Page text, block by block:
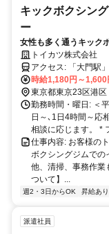
キックボクシン
ー
女性も多く通うキック
られる特典付き☆
トイカツ株式会社
アクセス:
時給1,180円～1,600
東京都東京23区港区
勤務時間・曜日: ＜
日～､1日4時間～応
相談に応じます。 *
仕事内容: お客様の
ボクシングジムで
他、清掃、事務作業
ついて】...
週2・3日からOK 昇給あり
派遣社員